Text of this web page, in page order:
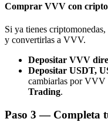
Invita a un amigo
BTC Welcome Rewards
Comprar VVV con
Si ya tienes
y convertirlas a VVV.
Depositar VVV
Depositar USDT,
cambiarlas por VVV
Trading.
Paso 3 — Completa